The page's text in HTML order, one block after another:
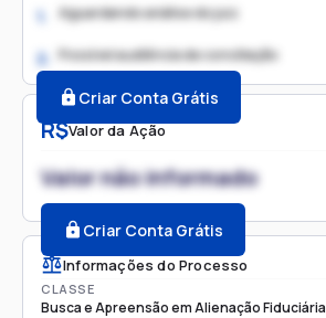
R$Valor da Ação
Valor não informado
Criar Conta Grátis
Informações do Processo
CLASSE
Busca e Apreensão em Alienação Fiduciária
1. Aguardando análise do juiz
2. Possível audiência de conciliação
Criar Conta Grátis